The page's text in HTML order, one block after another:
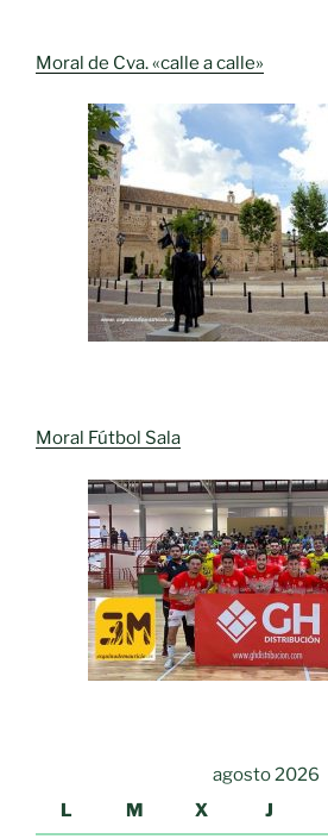
Moral de Cva. «calle a calle»
Moral Fútbol Sala
agosto 2026
L
M X J